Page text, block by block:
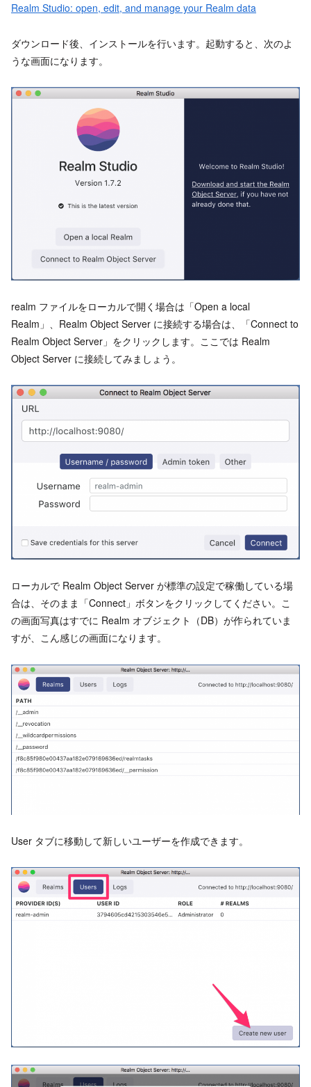
Realm Studio: open, edit, and manage your Realm data
ダウンロード後、インストールを行います。起動すると、次のよ
うな画面になります。
realm ファイルをローカルで開く場合は「Open a local
Realm」、Realm Object Server に接続する場合は、「Connect to
Realm Object Server」をクリックします。ここでは Realm
Object Server に接続してみましょう。
ローカルで Realm Object Server が標準の設定で稼働している場
合は、そのまま「Connect」ボタンをクリックしてください。こ
の画面写真はすでに Realm オブジェクト（DB）が作られていま
すが、こん感じの画面になります。
User タブに移動して新しいユーザーを作成できます。